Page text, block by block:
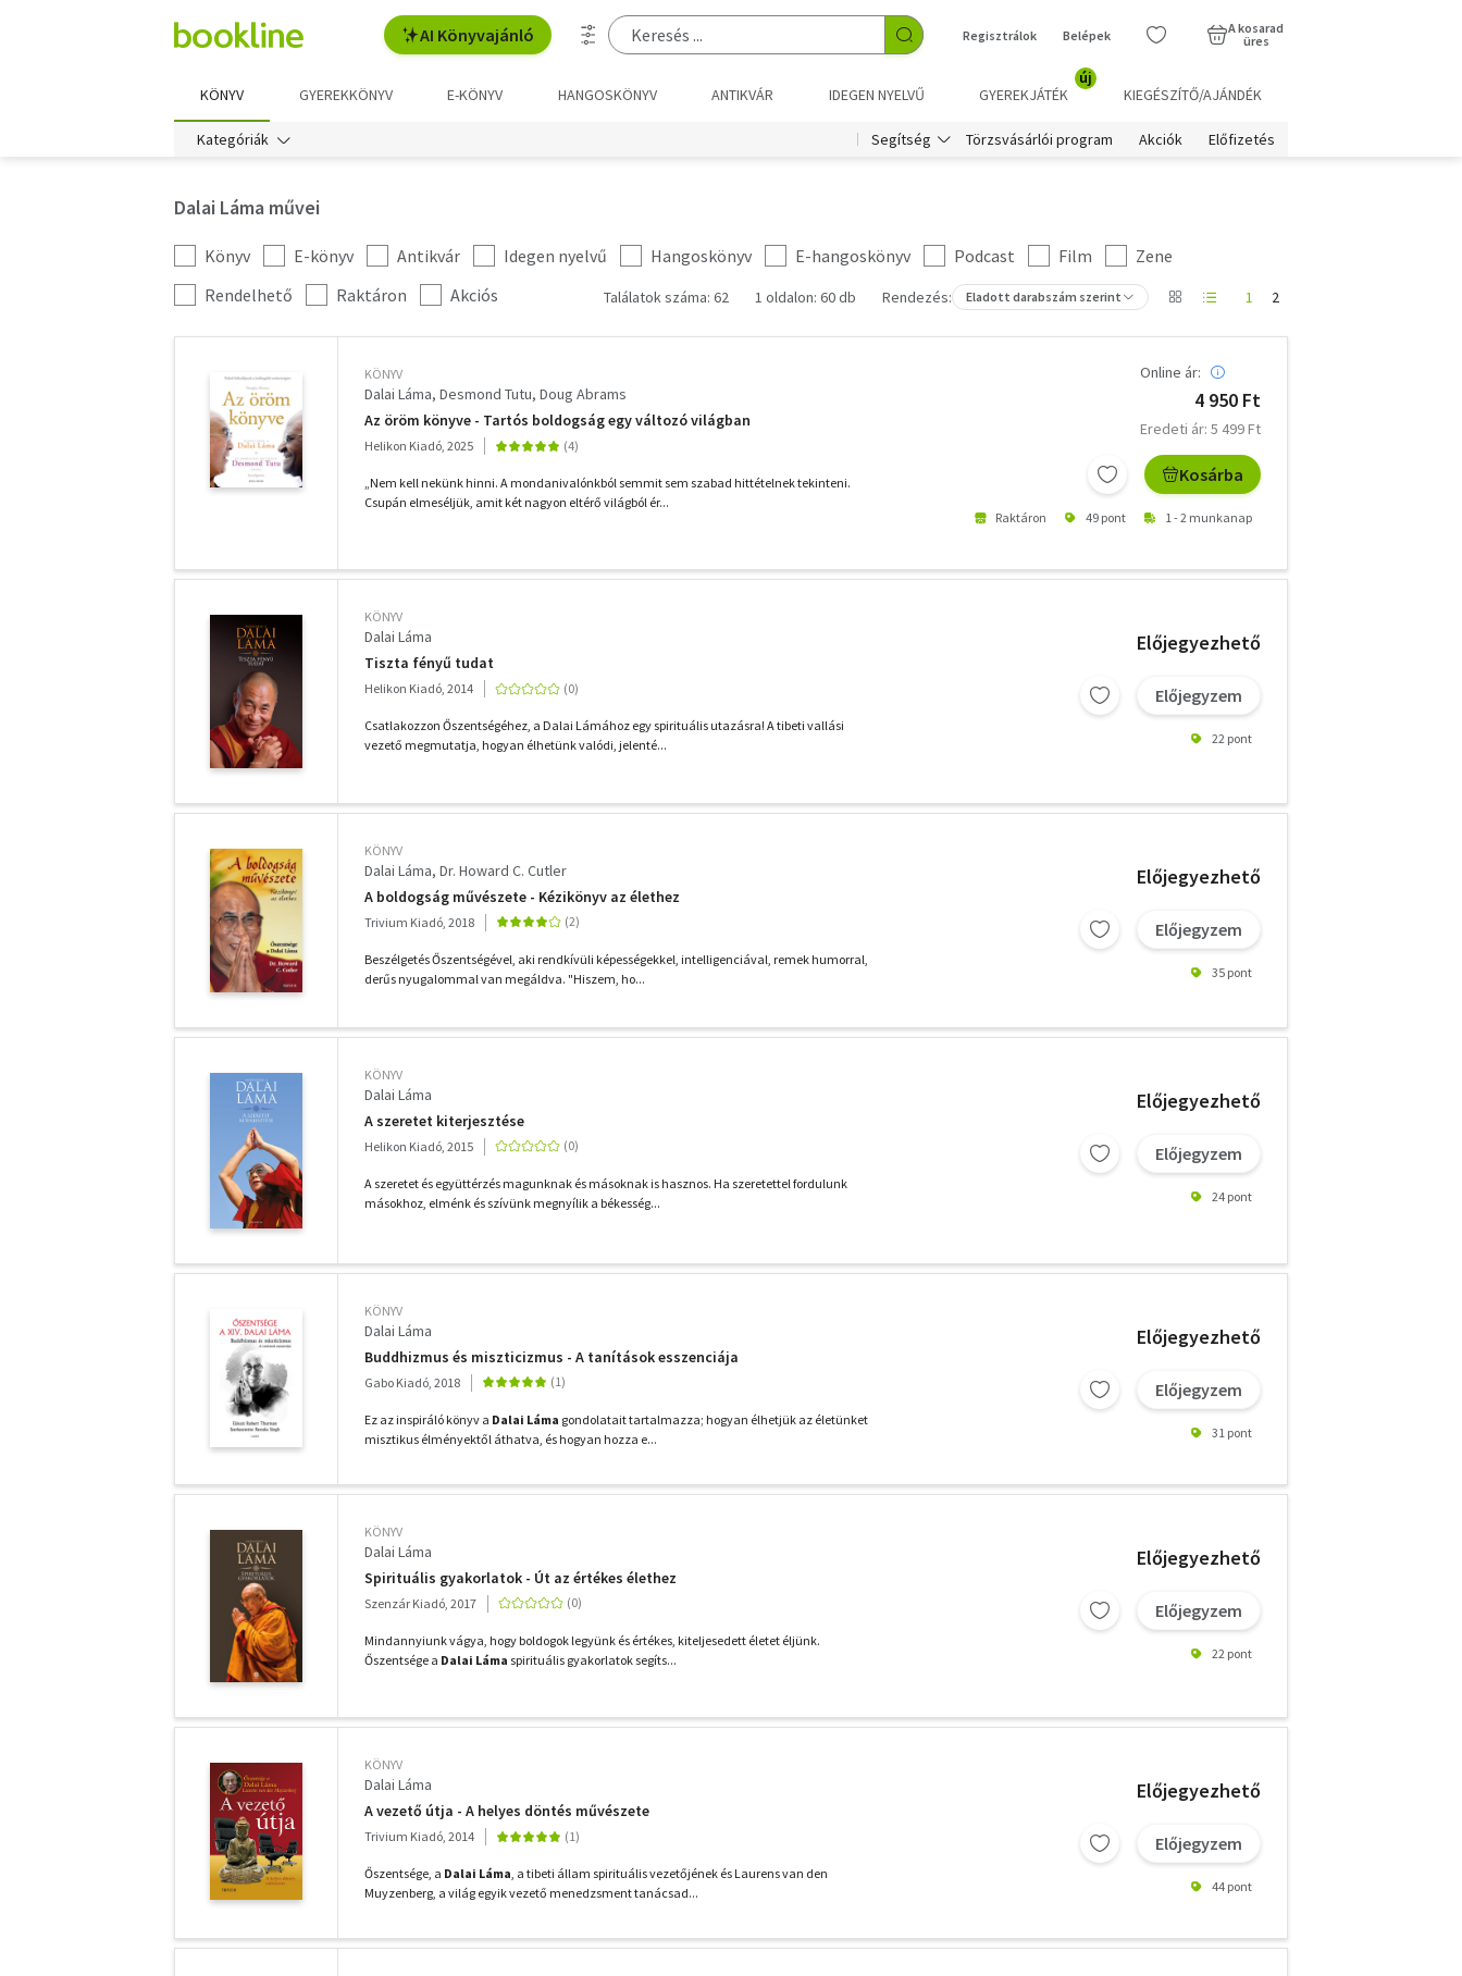
AI Könyvajánló Regisztrálok Belépek
A kosarad
üres
KÖNYV GYEREKKÖNYV E-KÖNYV HANGOSKÖNYV ANTIKVÁR IDEGEN NYELVŰ GYEREKJÁTÉK
új
KIEGÉSZÍTŐ/AJÁNDÉK
Kategóriák Segítség Törzsvásárlói program Akciók Előfizetés
Dalai Láma művei
Kategória
szűrés
Könyv E-könyv Antikvár Idegen nyelvű Hangoskönyv E-hangoskönyv Podcast Film
Zene
További
szűrők
Rendelhető Raktáron Akciós Találatok száma: 62 1 oldalon: 60 db Rendezés: Eladott darabszám szerint 1 2
KÖNYV
Dalai Láma Desmond Tutu Doug Abrams
Az öröm könyve - Tartós boldogság egy változó világban
Helikon Kiadó, 2025
„Nem kell nekünk hinni. A mondanivalónkból semmit sem szabad hittételnek tekinteni.
Csupán elmeséljük, amit két nagyon eltérő világból ér...
Online ár:
4 950 Ft
Eredeti ár: 5 499 Ft
Kosárba
Raktáron 49 pont 1 - 2 munkanap
KÖNYV
Dalai Láma
Tiszta fényű tudat
Helikon Kiadó, 2014
Csatlakozzon Őszentségéhez, a Dalai Lámához egy spirituális utazásra! A tibeti vallási
vezető megmutatja, hogyan élhetünk valódi, jelenté...
Előjegyezhető
Előjegyzem
22 pont
KÖNYV
Dalai Láma Dr. Howard C. Cutler
A boldogság művészete - Kézikönyv az élethez
Trivium Kiadó, 2018
Beszélgetés Őszentségével, aki rendkívüli képességekkel, intelligenciával, remek humorral,
derűs nyugalommal van megáldva. "Hiszem, ho...
Előjegyezhető
Előjegyzem
35 pont
KÖNYV
Dalai Láma
A szeretet kiterjesztése
Helikon Kiadó, 2015
A szeretet és együttérzés magunknak és másoknak is hasznos. Ha szeretettel fordulunk
másokhoz, elménk és szívünk megnyílik a békesség...
Előjegyezhető
Előjegyzem
24 pont
KÖNYV
Dalai Láma
Buddhizmus és miszticizmus - A tanítások esszenciája
Gabo Kiadó, 2018
Ez az inspiráló könyv a Dalai Láma gondolatait tartalmazza; hogyan élhetjük az életünket
misztikus élményektől áthatva, és hogyan hozza e...
Előjegyezhető
Előjegyzem
31 pont
KÖNYV
Dalai Láma
Spirituális gyakorlatok - Út az értékes élethez
Szenzár Kiadó, 2017
Mindannyiunk vágya, hogy boldogok legyünk és értékes, kiteljesedett életet éljünk.
Őszentsége a Dalai Láma spirituális gyakorlatok segíts...
Előjegyezhető
Előjegyzem
22 pont
KÖNYV
Dalai Láma
A vezető útja - A helyes döntés művészete
Trivium Kiadó, 2014
Őszentsége, a Dalai Láma, a tibeti állam spirituális vezetőjének és Laurens van den
Muyzenberg, a világ egyik vezető menedzsment tanácsad...
Előjegyezhető
Előjegyzem
44 pont